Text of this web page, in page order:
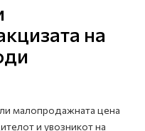
на
малопродажната цена
и увозникот на